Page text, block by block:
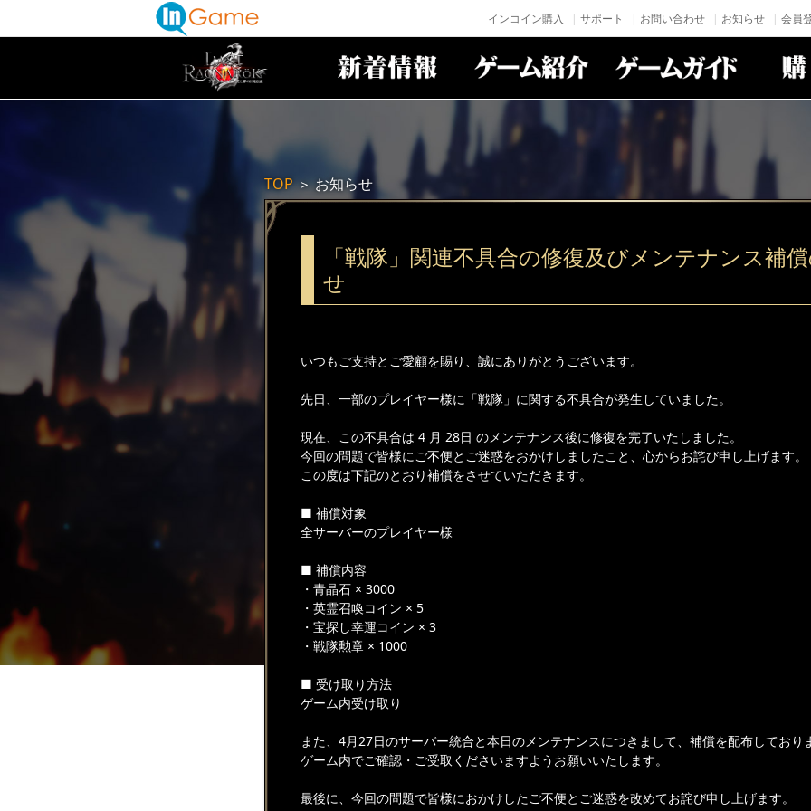
インコイン購入 サポート お問い合わせ お知らせ 会員
TOP＞お知らせ
「戦隊」関連不具合の修復及びメンテナンス補
せ
いつもご支持とご愛顧を賜り、誠にありがとうございます。
先日、一部のプレイヤー様に「戦隊」に関する不具合が発生していました。
現在、この不具合は 4 月 28日 のメンテナンス後に修復を完了いたしました。
今回の問題で皆様にご不便とご迷惑をおかけしましたこと、心からお詫び申し上げます。
この度は下記のとおり補償をさせていただきます。
■ 補償対象
全サーバーのプレイヤー様
■ 補償内容
・青晶石 × 3000
・英霊召喚コイン × 5
・宝探し幸運コイン × 3
・戦隊勲章 × 1000
■ 受け取り方法
ゲーム内受け取り
また、4月27日のサーバー統合と本日のメンテナンスにつきまして、補償を配布しており
ゲーム内でご確認・ご受取くださいますようお願いいたします。
最後に、今回の問題で皆様におかけしたご不便とご迷惑を改めてお詫び申し上げます。